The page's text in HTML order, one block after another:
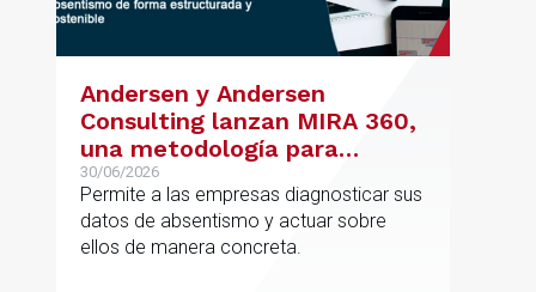
Andersen y Andersen
Consulting lanzan MIRA 360,
una metodología para
reducir el absentismo de
forma estructurada y
sostenible
30/06/2026
Permite a las empresas diagnosticar sus
datos de absentismo y actuar sobre
ellos de manera concreta.